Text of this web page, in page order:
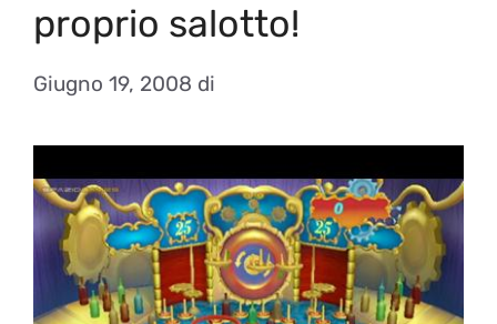
proprio salotto!
Giugno 19, 2008 di